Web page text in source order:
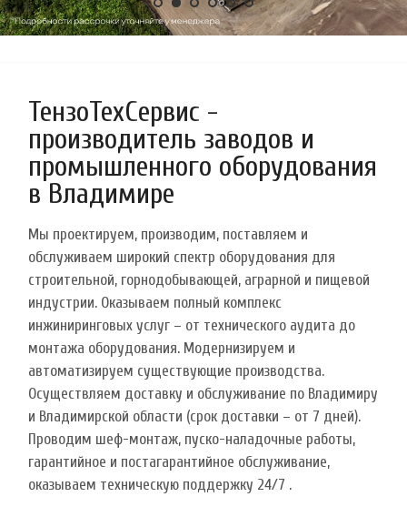
ТензоТехСервис -
производитель заводов и
промышленного оборудования
в Владимире
Мы проектируем, производим, поставляем и
обслуживаем широкий спектр оборудования для
строительной, горнодобывающей, аграрной и пищевой
индустрии. Оказываем полный комплекс
инжиниринговых услуг – от технического аудита до
монтажа оборудования. Модернизируем и
автоматизируем существующие производства.
Осуществляем доставку и обслуживание по Владимиру
и Владимирской области (срок доставки – от 7 дней).
Проводим шеф-монтаж, пуско-наладочные работы,
гарантийное и постагарантийное обслуживание,
оказываем техническую поддержку 24/7 .